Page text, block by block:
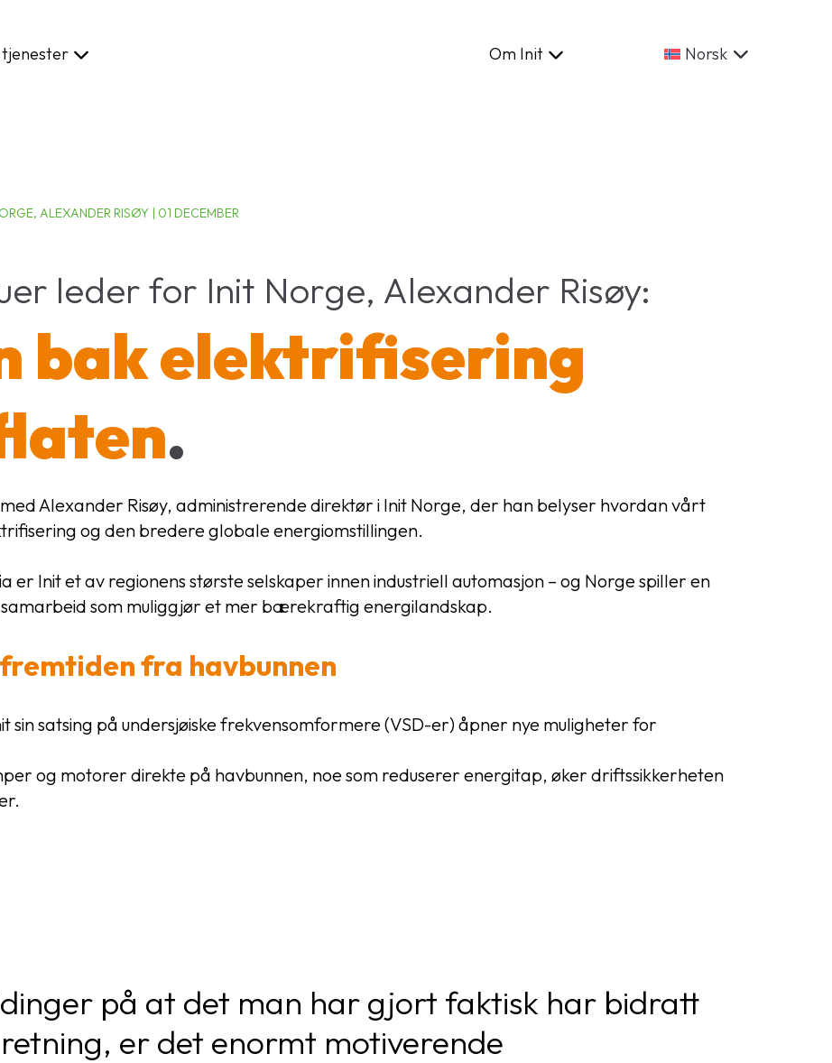
tjenester Om Init Norsk
ALEXANDER RISØY | 01 DECEMBER
leder for Init Norge, Alexander Risøy:
bak elektrifisering
.
Alexander Risøy, administrerende direktør i Init Norge, der han belyser hvordan vårt
og den bredere globale energiomstillingen.
er Init et av regionens største selskaper innen industriell automasjon – og Norge spiller en
som muliggjør et mer bærekraftig energilandskap.
fra havbunnen
satsing på undersjøiske frekvensomformere (VSD-er) åpner nye muligheter for
og motorer direkte på havbunnen, noe som reduserer energitap, øker driftssikkerheten
på at det man har gjort faktisk har bidratt
er det enormt motiverende